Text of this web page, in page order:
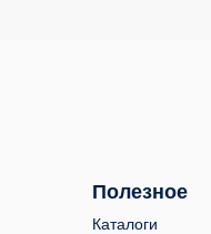
Полезное
Каталоги